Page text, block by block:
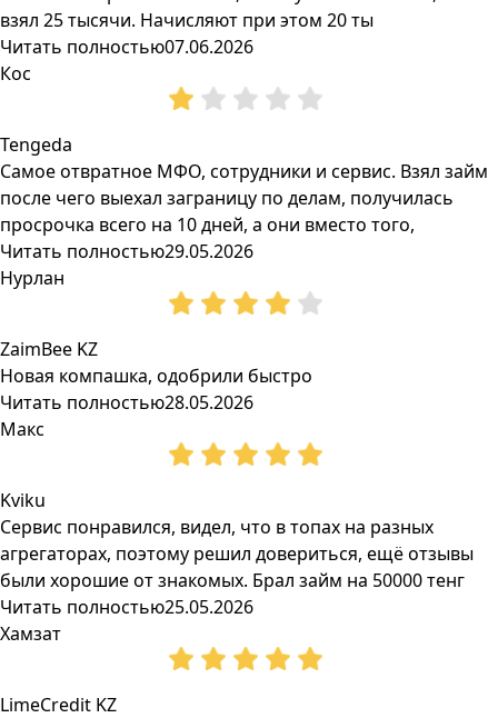
взял 25 тысячи. Начисляют при этом 20 ты
Читать полностью07.06.2026
Кос
Tengeda
Самое отвратное МФО, сотрудники и сервис. Взял займ
после чего выехал заграницу по делам, получилась
просрочка всего на 10 дней, а они вместо того,
Читать полностью29.05.2026
Нурлан
ZaimBee KZ
Новая компашка, одобрили быстро
Читать полностью28.05.2026
Макс
Kviku
Сервис понравился, видел, что в топах на разных
агрегаторах, поэтому решил довериться, ещё отзывы
были хорошие от знакомых. Брал займ на 50000 тенг
Читать полностью25.05.2026
Хамзат
LimeCredit KZ